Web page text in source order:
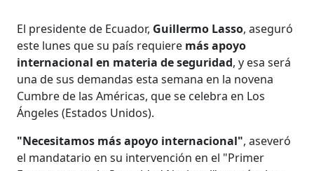
El presidente de Ecuador, Guillermo Lasso, aseguró
este lunes que su país requiere más apoyo
internacional en materia de seguridad, y esa será
una de sus demandas esta semana en la novena
Cumbre de las Américas, que se celebra en Los
Ángeles (Estados Unidos).
"Necesitamos más apoyo internacional", aseveró
el mandatario en su intervención en el "Primer